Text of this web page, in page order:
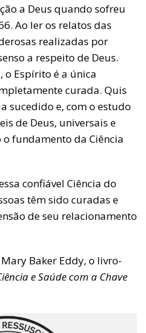
a Deus quando sofreu
Ao ler os relatos das
realizadas por
a respeito de Deus.
o Espírito é a única
curada. Quis
sucedido e, com o estudo
de Deus, universais e
o fundamento da Ciência
confiável Ciência do
têm sido curadas e
de seu relacionamento
Baker Eddy, o livro-
e Saúde com a Chave